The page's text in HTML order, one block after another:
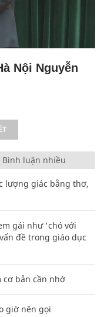
Nội Nguyễn
Bình luận nhiều
lượng giác bằng thơ,
gái như 'chó với
đề trong giáo dục
cơ bản cần nhớ
giờ nên gọi